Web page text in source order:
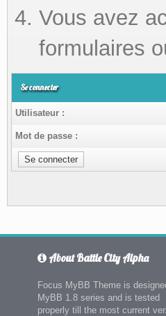
Vous avez
formulaires
Se connecter
Utilisateur :
Mot de passe :
About Battle City Alpha
Focus MyBB Theme is
MyBB 1.8 series and is tested
properly till the most current